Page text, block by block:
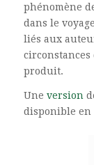
phénomène
dans le
liés aux
circonstances
produit.
Une version
disponible en